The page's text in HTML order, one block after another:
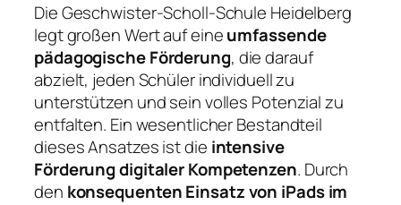
Die Geschwister-Scholl-Schule Heidelberg
legt großen Wert auf eineumfassende
pädagogische Förderung, die darauf
abzielt, jeden Schüler individuell zu
unterstützen und sein volles Potenzial zu
entfalten. Ein wesentlicher Bestandteil
dieses Ansatzes ist die intensive
Förderung digitaler Kompetenzen. Durch
den konsequenten Einsatz von iPads im